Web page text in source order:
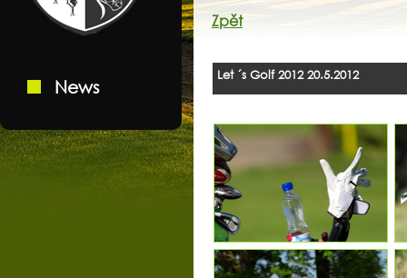
News
Zpět
Let ´s Golf 2012 20.5.2012